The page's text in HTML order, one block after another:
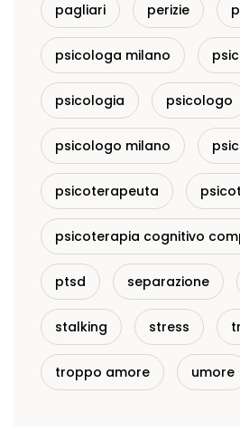
pagliari perizie
psicologa milano
psicologia psicologo
psicologo milano
psicoterapeuta
psicoterapia cognitivo
ptsd separazione
stalking stress
troppo amore umore